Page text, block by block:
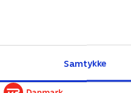
Samtykke
Violet glæder sig til
som borgmester,
sig brat, da Lindy